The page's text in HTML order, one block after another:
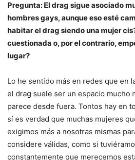
Pregunta: El drag sigue asociado
hombres gays, aunque eso esté
habitar el drag siendo una mujer
cuestionada o, por el contrario,
lugar?
Lo he sentido más en redes que en
el drag suele ser un espacio mucho
parece desde fuera. Tontos hay en
sí es verdad que muchas mujeres
exigimos más a nosotras mismas
considere válidas, como si
constantemente que merecemos